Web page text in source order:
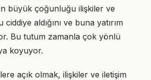
büyük çoğunluğu ilişkiler ve
aldığını ve buna yatırım
Bu tutum zamanla çok yönlü
koyuyor.
açık olmak, ilişkiler ve iletişim